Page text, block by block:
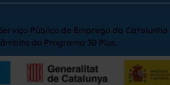
Público de Emprego da Catalunha
do Programa 30 Plus.